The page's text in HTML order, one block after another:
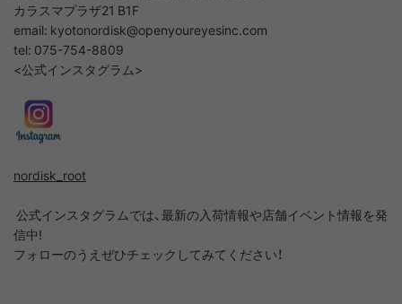
カラスマプラザ21 B1F
email: kyotonordisk@openyoureyesinc.com
tel: 075-754-8809
<公式インスタグラム>
nordisk_root
公式インスタグラムでは、最新の入荷情報や店舗イベント情報を発
信中!
フォローのうえぜひチェックしてみてください！